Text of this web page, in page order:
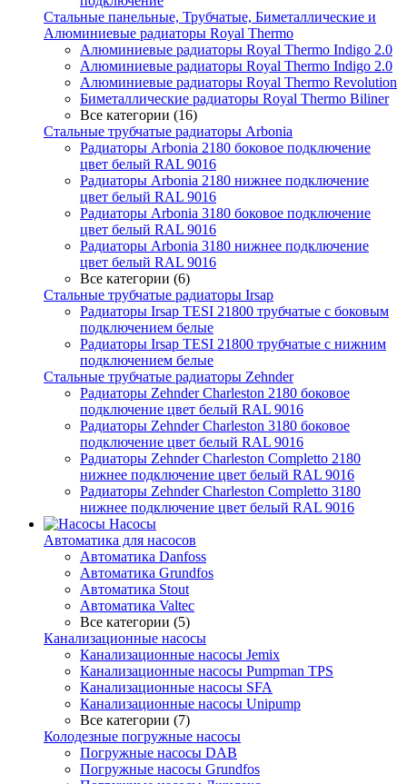
Стальные панельные, Трубчатые, Биметаллические и
Алюминиевые радиаторы Royal Thermo
Алюминиевые радиаторы Royal Thermo Indigo 2.0
Алюминиевые радиаторы Royal Thermo Indigo 2.0
Алюминиевые радиаторы Royal Thermo Revolution
Биметаллические радиаторы Royal Thermo Biliner
Все категории (16)
Стальные трубчатые радиаторы Arbonia
Радиаторы Arbonia 2180 боковое подключение
цвет белый RAL 9016
Радиаторы Arbonia 2180 нижнее подключение
цвет белый RAL 9016
Радиаторы Arbonia 3180 боковое подключение
цвет белый RAL 9016
Радиаторы Arbonia 3180 нижнее подключение
цвет белый RAL 9016
Все категории (6)
Стальные трубчатые радиаторы Irsap
Радиаторы Irsap TESI 21800 трубчатые с боковым
подключением белые
Радиаторы Irsap TESI 21800 трубчатые с нижним
подключением белые
Стальные трубчатые радиаторы Zehnder
Радиаторы Zehnder Charleston 2180 боковое
подключение цвет белый RAL 9016
Радиаторы Zehnder Charleston 3180 боковое
подключение цвет белый RAL 9016
Радиаторы Zehnder Charleston Completto 2180
нижнее подключение цвет белый RAL 9016
Радиаторы Zehnder Charleston Completto 3180
нижнее подключение цвет белый RAL 9016
Насосы
Автоматика для насосов
Автоматика Danfoss
Автоматика Grundfos
Автоматика Stout
Автоматика Valtec
Все категории (5)
Канализационные насосы
Канализационные насосы Jemix
Канализационные насосы Pumpman TPS
Канализационные насосы SFA
Канализационные насосы Unipump
Все категории (7)
Колодезные погружные насосы
Погружные насосы DAB
Погружные насосы Grundfos